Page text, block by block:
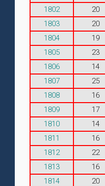
1802
20
1803
20
1804
19
1805
23
1806
14
1807
25
1808
16
1809
17
1810
14
1811
16
1812
22
1813
16
1814
20